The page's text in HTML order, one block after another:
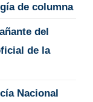
de columna
del
de la
Nacional